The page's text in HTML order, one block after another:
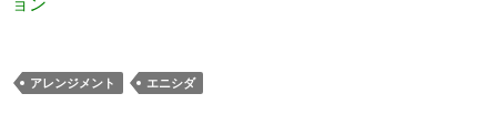
アレンジメント エニシダ